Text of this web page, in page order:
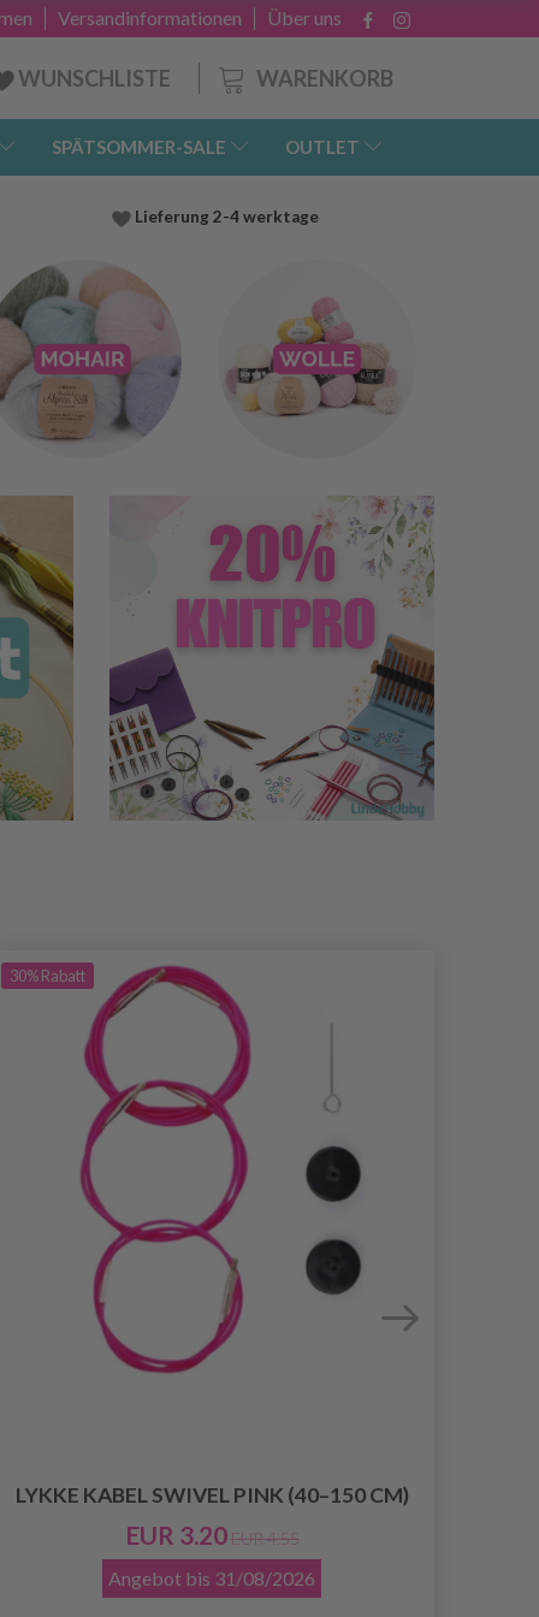
Über uns
Versandinformationen
WARENKORB
WUNSCHLISTE
SPÄTSOMMER-SALE OUTLET
Lieferung 2-4 werktage
30%Rabatt
LYKKE KABEL SWIVEL PINK (40–150 CM)
EUR 3.20 EUR 4.55
Angebot bis 31/08/2026